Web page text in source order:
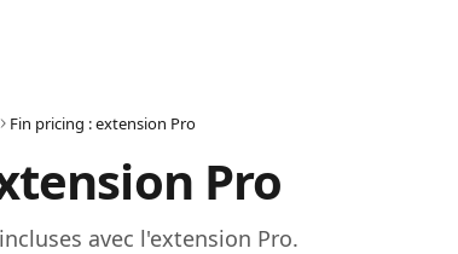
Fin pricing : extension Pro
Pro
avec l'extension Pro.